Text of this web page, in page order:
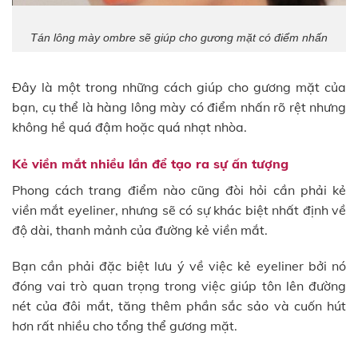
Tán lông mày ombre sẽ giúp cho gương mặt có điểm nhấn
Đây là một trong những cách giúp cho gương mặt của
bạn, cụ thể là hàng lông mày có điểm nhấn rõ rệt nhưng
không hề quá đậm hoặc quá nhạt nhòa.
Kẻ viền mắt nhiều lần để tạo ra sự ấn tượng
Phong cách trang điểm nào cũng đòi hỏi cần phải kẻ
viền mắt eyeliner, nhưng sẽ có sự khác biệt nhất định về
độ dài, thanh mảnh của đường kẻ viền mắt.
Bạn cần phải đặc biệt lưu ý về việc kẻ eyeliner bởi nó
đóng vai trò quan trọng trong việc giúp tôn lên đường
nét của đôi mắt, tăng thêm phần sắc sảo và cuốn hút
hơn rất nhiều cho tổng thể gương mặt.